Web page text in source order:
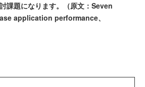
課題になります。（原文：Seven
application performance、